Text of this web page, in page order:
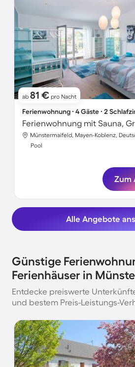
ab 81 € pro Nacht
Ferienwohnung ∙ 4 Gäste ∙ 2
Münstermaifeld, Mayen-Koblenz,
Pool
Zum
Alle Angebote
Günstige
Ferienhäuser in
Entdecke preiswerte
und bestem Preis-Leistungs-